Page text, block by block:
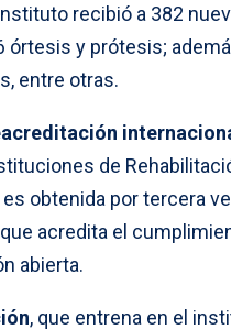
recibió a 382
órtesis y prótesis;
entre otras.
de
obtenida por tercera
acredita el
abierta.
, que entrena en el